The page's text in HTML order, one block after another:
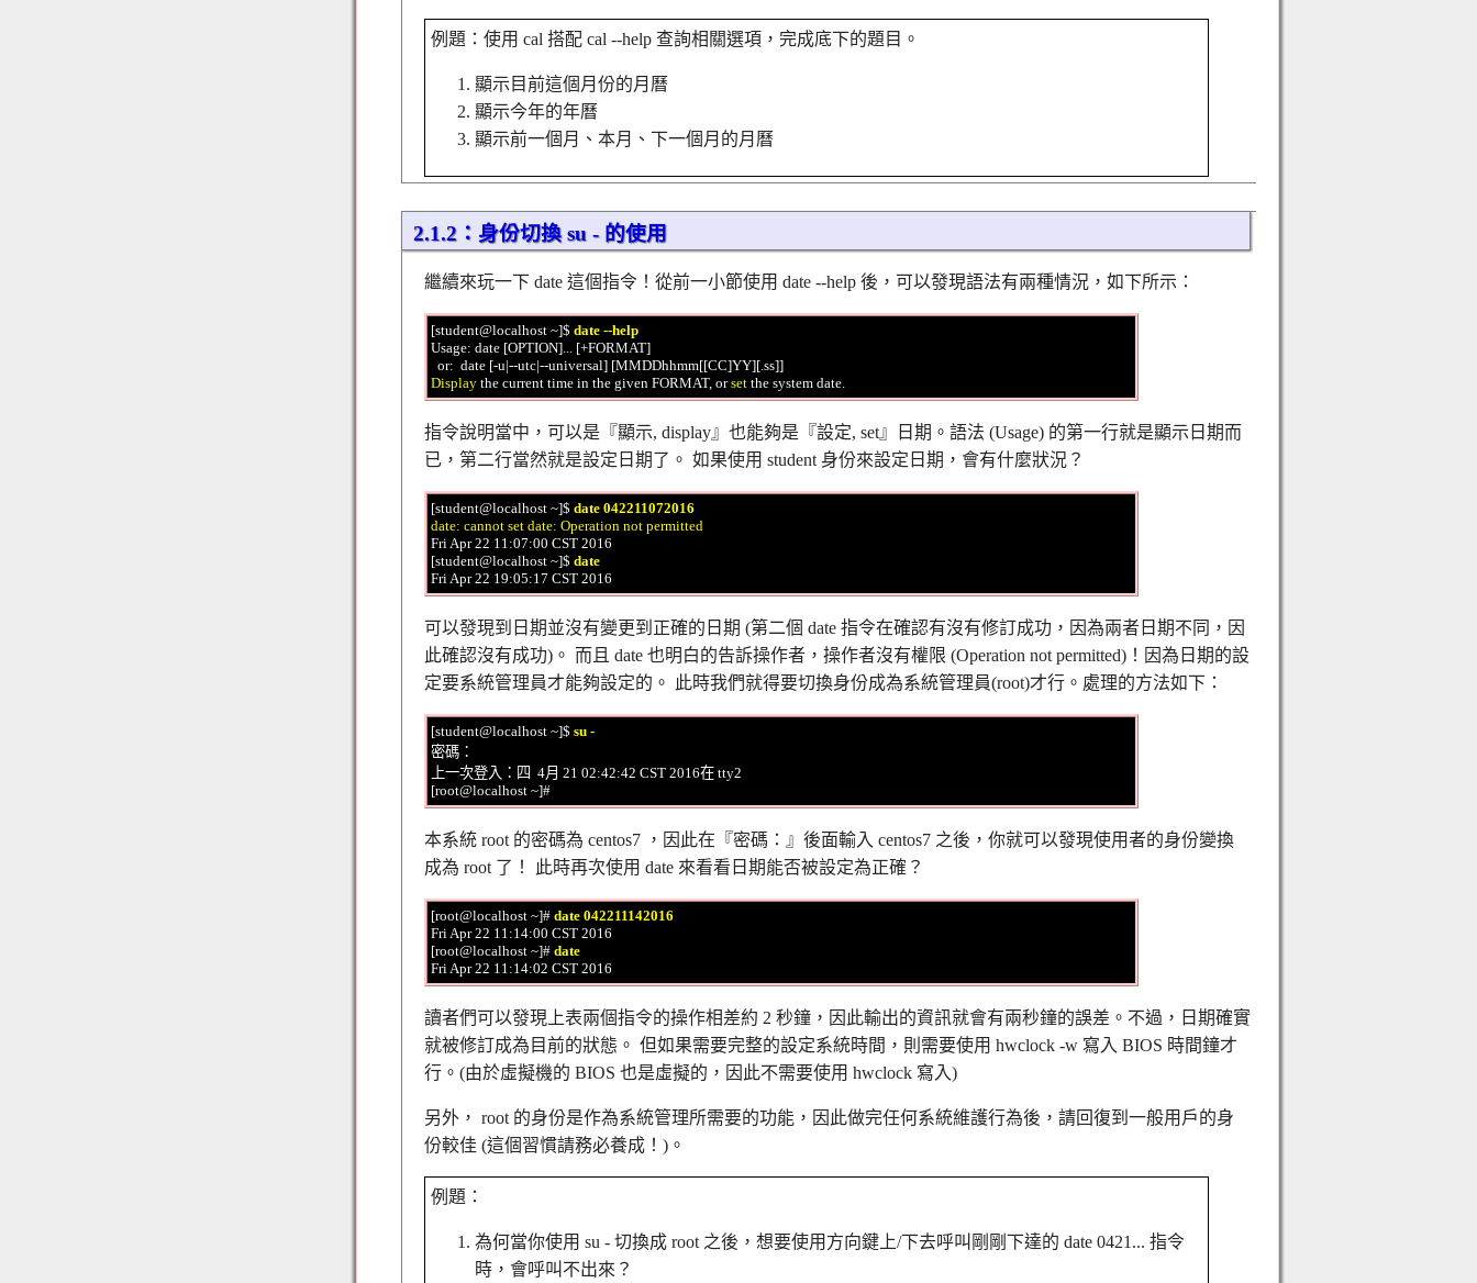
例題：使用 cal 搭配 cal --help 查詢相關選項，完成底下的題目。
顯示目前這個月份的月曆
顯示今年的年曆
顯示前一個月、本月、下一個月的月曆
2.1.2：身份切換 su - 的使用
繼續來玩一下 date 這個指令！從前一小節使用 date --help 後，可以發現語法有兩種情況，如下所示：
[student@localhost ~]$ date --help
Usage: date [OPTION]... [+FORMAT]
Display the current time in the given FORMAT, or set
指令說明當中，可以是『顯示, display』也能夠是『設定, set』日期。語法 (Usage) 的第一行就是顯示日期而
已，第二行當然就是設定日期了。 如果使用 student 身份來設定日期，會有什麼狀況？
[student@localhost ~]$ date 042211072016
date: cannot set date: Operation not permitted
Fri Apr 22 11:07:00 CST 2016
[student@localhost ~]$ date
可以發現到日期並沒有變更到正確的日期 (第二個 date 指令在確認有沒有修訂成功，因為兩者日期不同，因
此確認沒有成功)。 而且 date 也明白的告訴操作者，操作者沒有權限 (Operation not permitted)！因為日期的設
定要系統管理員才能夠設定的。 此時我們就得要切換身份成為系統管理員(root)才行。處理的方法如下：
[student@localhost ~]$ su -
密碼：
上一次登入：四  4月 21 02:42:42 CST 2016在 tty2
[root@localhost ~]#
本系統 root 的密碼為 centos7 ，因此在『密碼：』後面輸入 centos7 之後，你就可以發現使用者的身份變換
成為 root 了！ 此時再次使用 date 來看看日期能否被設定為正確？
[root@localhost ~]# date 042211142016
Fri Apr 22 11:14:00 CST 2016
[root@localhost ~]# date
讀者們可以發現上表兩個指令的操作相差約 2 秒鐘，因此輸出的資訊就會有兩秒鐘的誤差。不過，日期確實
就被修訂成為目前的狀態。 但如果需要完整的設定系統時間，則需要使用 hwclock -w 寫入 BIOS 時間鐘才
行。(由於虛擬機的 BIOS 也是虛擬的，因此不需要使用 hwclock 寫入)
另外， root 的身份是作為系統管理所需要的功能，因此做完任何系統維護行為後，請回復到一般用戶的身
份較佳 (這個習慣請務必養成！)。
例題：
為何當你使用 su - 切換成 root 之後，想要使用方向鍵上/下去呼叫剛剛下達的 date 0421... 指令
時，會呼叫不出來？